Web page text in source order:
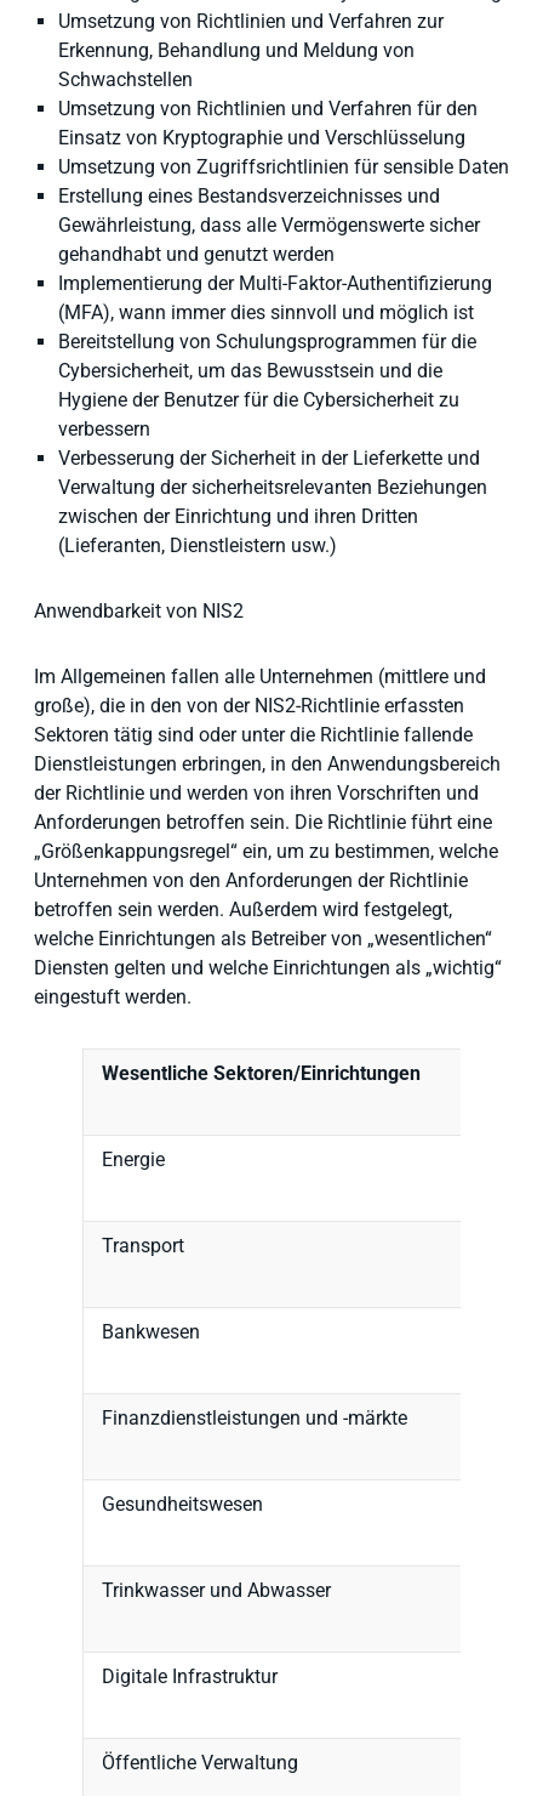
Umsetzung von Richtlinien und Verfahren zur
Erkennung, Behandlung und Meldung von
Schwachstellen
Umsetzung von Richtlinien und Verfahren für den
Einsatz von Kryptographie und Verschlüsselung
Umsetzung von Zugriffsrichtlinien für sensible Daten
Erstellung eines Bestandsverzeichnisses und
Gewährleistung, dass alle Vermögenswerte sicher
gehandhabt und genutzt werden
Implementierung der Multi-Faktor-Authentifizierung
(MFA), wann immer dies sinnvoll und möglich ist
Bereitstellung von Schulungsprogrammen für die
Cybersicherheit, um das Bewusstsein und die
Hygiene der Benutzer für die Cybersicherheit zu
verbessern
Verbesserung der Sicherheit in der Lieferkette und
Verwaltung der sicherheitsrelevanten Beziehungen
zwischen der Einrichtung und ihren Dritten
(Lieferanten, Dienstleistern usw.)
Anwendbarkeit von NIS2
Im Allgemeinen fallen alle Unternehmen (mittlere und
große), die in den von der NIS2-Richtlinie erfassten
Sektoren tätig sind oder unter die Richtlinie fallende
Dienstleistungen erbringen, in den Anwendungsbereich
der Richtlinie und werden von ihren Vorschriften und
Anforderungen betroffen sein. Die Richtlinie führt eine
„Größenkappungsregel“ ein, um zu bestimmen, welche
Unternehmen von den Anforderungen der Richtlinie
betroffen sein werden. Außerdem wird festgelegt,
welche Einrichtungen als Betreiber von „wesentlichen“
Diensten gelten und welche Einrichtungen als „wichtig“
eingestuft werden.
Wesentliche Sektoren/Einrichtungen
Energie
Transport
Bankwesen
Finanzdienstleistungen und -märkte
Gesundheitswesen
Trinkwasser und Abwasser
Digitale Infrastruktur
Öffentliche Verwaltung